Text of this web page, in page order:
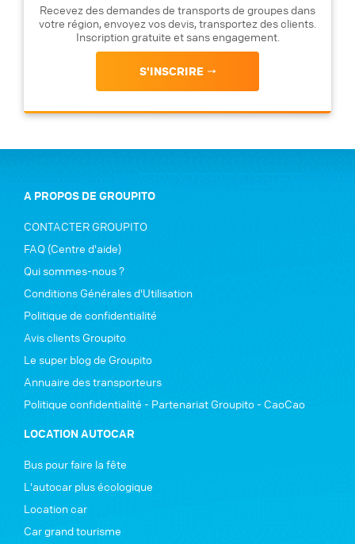
Recevez des demandes de transports de groupes dans
votre région, envoyez vos devis, transportez des clients.
Inscription gratuite et sans engagement.
S'INSCRIRE
A PROPOS DE GROUPITO
CONTACTER GROUPITO
FAQ (Centre d'aide)
Qui sommes-nous ?
Conditions Générales d'Utilisation
Politique de confidentialité
Avis clients Groupito
Le super blog de Groupito
Annuaire des transporteurs
Politique confidentialité - Partenariat Groupito - CaoCao
LOCATION AUTOCAR
Bus pour faire la fête
L'autocar plus écologique
Location car
Car grand tourisme